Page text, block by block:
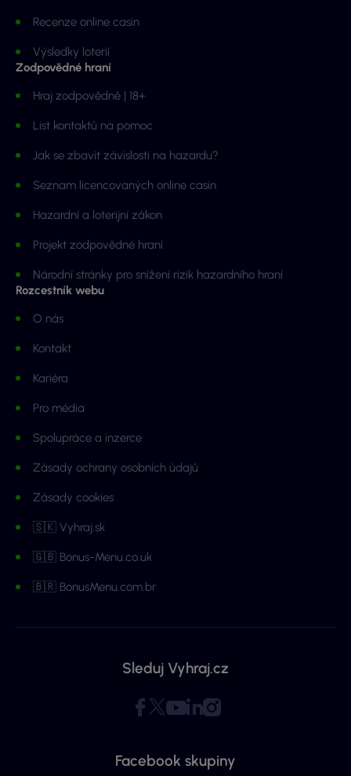
Recenze online casin
Výsledky loterií
Zodpovědné hraní
Hraj zodpovědně | 18+
List kontaktů na pomoc
Jak se zbavit závislosti na hazardu?
Seznam licencovaných online casin
Hazardní a loterijní zákon
Projekt zodpovědné hraní
Národní stránky pro snížení rizik hazardního hraní
Rozcestník webu
O nás
Kontakt
Kariéra
Pro média
Spolupráce a inzerce
Zásady ochrany osobních údajů
Zásady cookies
🇸🇰 Vyhraj.sk
🇬🇧 Bonus-Menu.co.uk
🇧🇷 BonusMenu.com.br
Sleduj Vyhraj.cz
Facebook skupiny